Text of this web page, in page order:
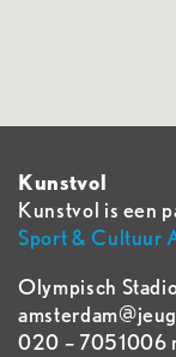
Kunstvol
Kunstvol is een
Sport & Cultuur
Olympisch
020 – 7051006